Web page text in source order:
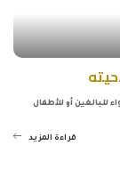
للبالغين أو للأطفال
قراءة المزيد